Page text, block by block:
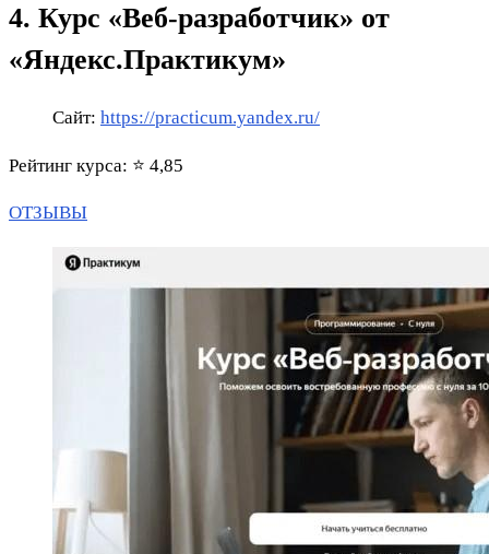
4. Курс «Веб‑разработчик» от
«Яндекс.Практикум»
Сайт: https://practicum.yandex.ru/
Рейтинг курса: ⭐ 4,85
ОТЗЫВЫ